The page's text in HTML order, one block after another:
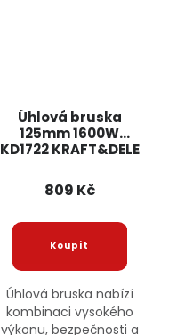
Úhlová bruska
125mm 1600W
KD1722 KRAFT&DELE
809 Kč
Úhlová bruska nabízí
kombinaci vysokého
výkonu, bezpečnosti a